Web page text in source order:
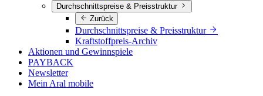
Durchschnittspreise & Preisstruktur
Zurück
Durchschnittspreise & Preisstruktur
Kraftstoffpreis-Archiv
Aktionen und Gewinnspiele
PAYBACK
Newsletter
Mein Aral mobile